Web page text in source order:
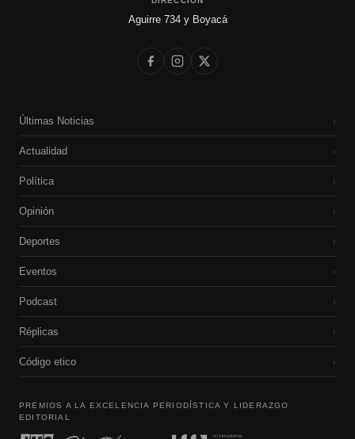
Aguirre 734 y Boyacá
Últimas Noticias ›
Actualidad ›
Política ›
Opinión ›
Deportes ›
Eventos ›
Podcast ›
Réplicas ›
Código etico ›
PREMIOS A LA EXCELENCIA PERIODÍSTICA Y LIDERAZGO
EDITORIAL